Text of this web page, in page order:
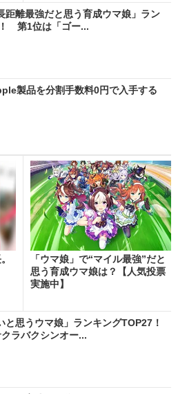
距離最強だと思う育成ウマ娘」ラン
第1位は「ゴー...
製品を分割手数料0円で入手する
「ウマ娘」で“マイル最強”だと
思う育成ウマ娘は？【人気投票
実施中】
と思うウマ娘」ランキングTOP27！
ラバクシンオー...